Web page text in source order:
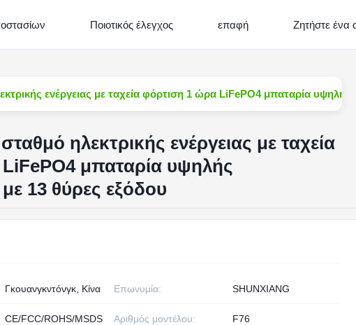
Ποιοτικός έλεγχος επαφή Ζητήστε
ενέργειας με ταχεία φόρτιση 1 ώρα LiFePO4 μπαταρία
ηλεκτρικής ενέργειας με ταχεία
μπαταρία υψηλής
13 θύρες εξόδου
Γκουανγκντόνγκ, Κίνα Επωνυμία: SHUNXIANG
CE/FCC/ROHS/MSDS
Αριθμός μοντέλου: F76